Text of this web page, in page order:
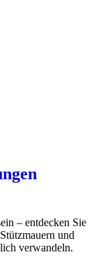
– entdecken Sie
und
verwandeln.